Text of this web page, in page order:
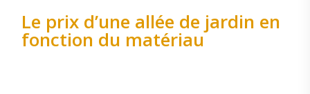
Le prix d’une allée de jardin en
fonction du matériau